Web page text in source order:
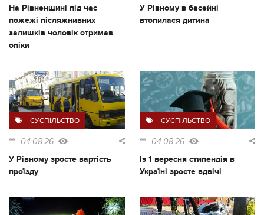
На Рівненщині під час
пожежі післяжнивних
залишків чоловік отримав
опіки
У Рівному в басейні
втопилася дитина
СУСПІЛЬСТВО
04.08.26
У Рівному зросте вартість
проїзду
СУСПІЛЬСТВО
04.08.26
Із 1 вересня стипендія в
Україні зросте вдвічі